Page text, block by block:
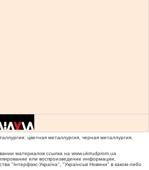
цветная металлургия, черная металлургия,
материалов ссылка на www.ukrrudprom.ua
или воспроизведение информации,
"Iнтерфакс-Україна", "Українськi Новини" в каком-либо